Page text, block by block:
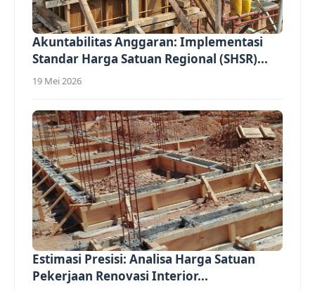
Akuntabilitas Anggaran: Implementasi
Standar Harga Satuan Regional (SHSR)...
19 Mei 2026
Estimasi Presisi: Analisa Harga Satuan
Pekerjaan Renovasi Interior...